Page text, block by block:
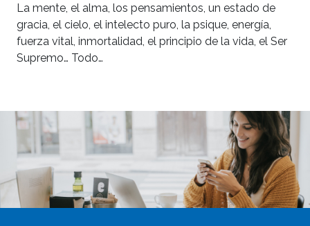
La mente, el alma, los pensamientos, un estado de
gracia, el cielo, el intelecto puro, la psique, energía,
fuerza vital, inmortalidad, el principio de la vida, el Ser
Supremo… Todo…